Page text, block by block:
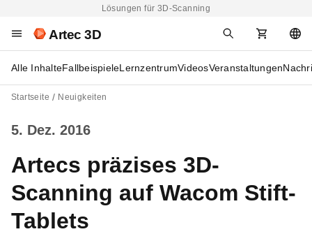
Lösungen für 3D-Scanning
Artec 3D
Alle InhalteFallbeispieleLernzentrumVideosVeranstaltungen
Startseite Neuigkeiten
5. Dez. 2016
Artecs präzises 3D-
Scanning auf Wacom Stift-
Tablets